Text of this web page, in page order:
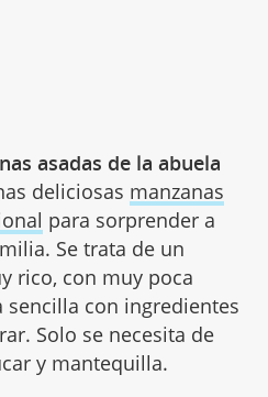
asadas de la abuela
deliciosas manzanas
para sorprender a
Se trata de un
rico, con muy poca
sencilla con ingredientes
Solo se necesita de
y mantequilla.